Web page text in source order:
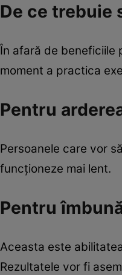
De ce trebuie
În afară de beneficiile
moment a practica
Pentru
Persoanele care vor
funcţioneze mai lent.
Pentru
Aceasta este
Rezultatele vor fi